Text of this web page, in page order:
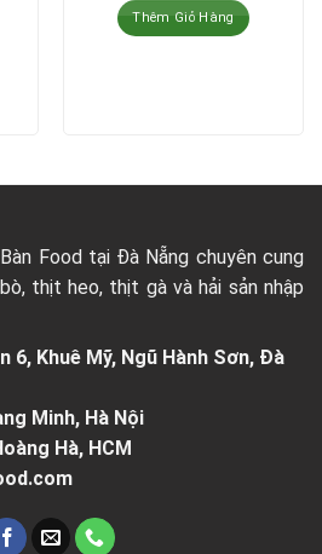
Thêm Giỏ Hàng
Food tại Đà Nẵng chuyên cung
thịt heo, thịt gà và hải sản nhập
6, Khuê Mỹ, Ngũ Hành Sơn, Đà
Minh, Hà Nội
Hà, HCM